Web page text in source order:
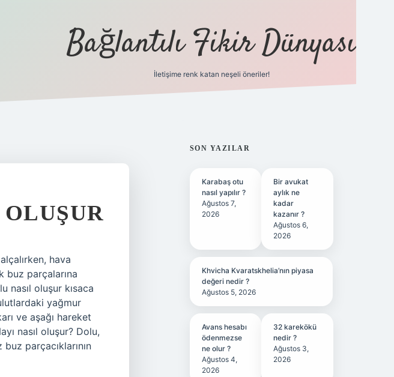
Bağlantılı Fikir Dünyası
İletişime renk katan neşeli öneriler!
hava
buz parçalarına
nasıl oluşur kısaca
yağmur
ve aşağı hareket
nasıl oluşur? Dolu,
parçacıklarının
SIDEBAR
SON YAZILAR
Karabaş otu
nasıl yapılır ?
Ağustos 7,
2026
Bir avukat
aylık ne
kadar
kazanır ?
Ağustos 6,
2026
Khvicha Kvaratskhelia’nın piyasa
değeri nedir ?
Ağustos 5, 2026
Avans hesabı
ödenmezse
ne olur ?
Ağustos 4,
2026
32 karekökü
nedir ?
Ağustos 3,
2026